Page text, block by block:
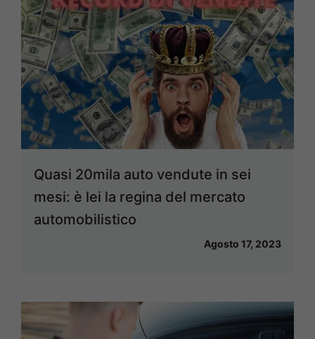
Quasi 20mila auto vendute in sei
mesi: è lei la regina del mercato
automobilistico
Agosto 17, 2023